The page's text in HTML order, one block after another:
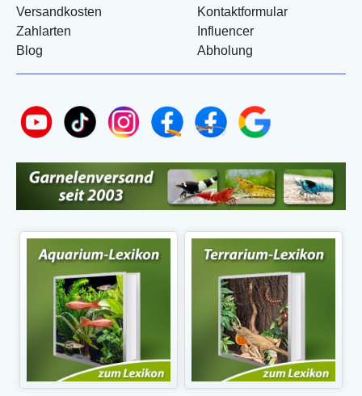
Versandkosten
Zahlarten
Blog
Kontaktformular
Influencer
Abholung